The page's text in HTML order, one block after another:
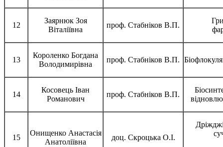
12
Заярнюк Зоя
Віталіївна
проф. Стабніков В.П.
13
Короленко Богдана
Володимирівна
проф. Стабніков В.П.
14
Косовець Іван
Романович
проф. Стабніков В.П.
15
Онищенко Анастасія
Анатоліївна
доц. Скроцька О.І.